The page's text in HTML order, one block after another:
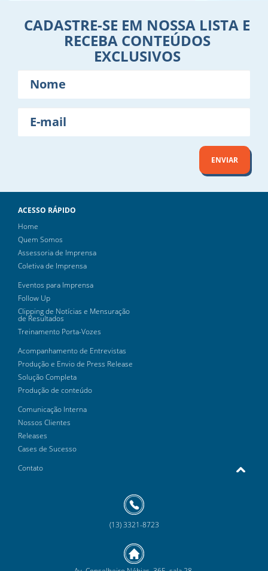
CADASTRE-SE EM NOSSA LISTA E
RECEBA CONTEÚDOS
EXCLUSIVOS
mail
ENVIAR
ACESSO RÁPIDO
Home
Quem Somos
Assessoria de Imprensa
Coletiva de Imprensa
Eventos para Imprensa
Follow Up
Clipping de Notícias e Mensuração
de Resultados
Treinamento Porta-Vozes
Acompanhamento de Entrevistas
Produção e Envio de Press Release
Solução Completa
Produção de conteúdo
Comunicação Interna
Nossos Clientes
Releases
Cases de Sucesso
Contato
(13) 3321-8723